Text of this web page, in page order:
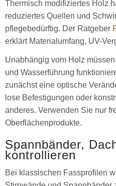
Thermisch modifiziertes Holz
reduziertes Quellen und
pflegebedürftig. Der Ratgeber
erklärt Materialumfang, UV-
Unabhängig vom Holz
und Wasserführung
zunächst eine optische
lose Befestigungen oder
anderes. Verwenden Sie nur
Oberflächenprodukte.
Spannbänder,
kontrollieren
Bei klassischen Fassprofilen